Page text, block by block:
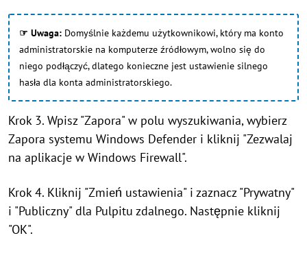
☞ Uwaga: Domyślnie każdemu użytkownikowi, który ma konto
administratorskie na komputerze źródłowym, wolno się do
niego podłączyć, dlatego konieczne jest ustawienie silnego
hasła dla konta administratorskiego.
Krok 3. Wpisz "Zapora" w polu wyszukiwania, wybierz
Zapora systemu Windows Defender i kliknij "Zezwalaj
na aplikacje w Windows Firewall".
Krok 4. Kliknij "Zmień ustawienia" i zaznacz "Prywatny"
i "Publiczny" dla Pulpitu zdalnego. Następnie kliknij
"OK".